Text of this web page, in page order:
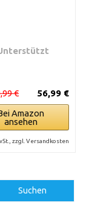
56,99 €
€
Amazon
ansehen
zzgl. Versandkosten
Suchen